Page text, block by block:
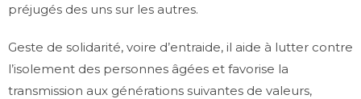
préjugés des uns sur les autres.
Geste de solidarité, voire d’entraide, il aide à lutter contre
l’isolement des personnes âgées et favorise la
transmission aux générations suivantes de valeurs,